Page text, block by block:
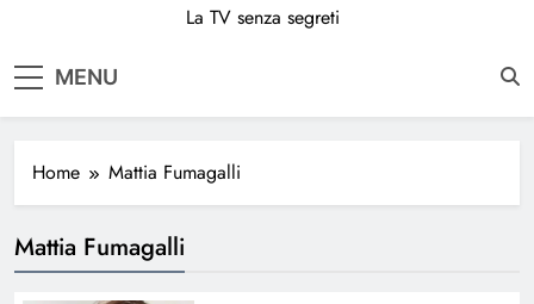
La TV senza segreti
MENU
Home Mattia Fumagalli
Mattia Fumagalli